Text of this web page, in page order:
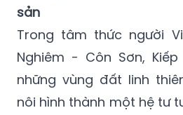
sản
Trong tâm thức người
Nghiêm - Côn Sơn,
những vùng đất linh
nôi hình thành một hệ tư